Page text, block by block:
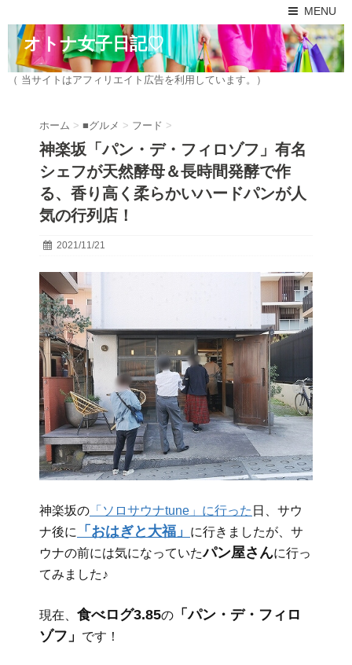
MENU
オトナ女子日記♡
（ 当サイトはアフィリエイト広告を利用しています。）
ホーム > ■グルメ > フード >
神楽坂「パン・デ・フィロゾフ」有名
シェフが天然酵母＆長時間発酵で作
る、香り高く柔らかいハードパンが人
気の行列店！
2021/11/21
神楽坂の 「ソロサウナtune」に行った 日、サウ
ナ後に
「おはぎと大福」
に行きましたが、サ
ウナの前には気になっていたパン屋さんに行っ
てみました♪
現在、 食べログ3.85の 「パン・デ・フィロ
ゾフ」
です！